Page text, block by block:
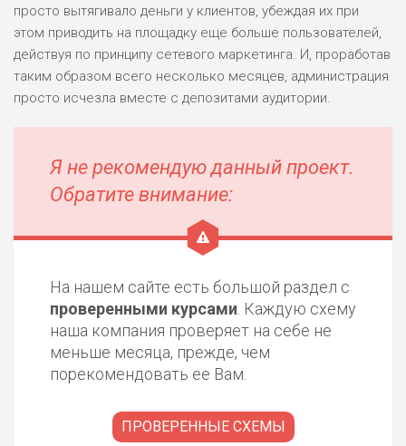
просто вытягивало деньги у клиентов, убеждая их при
этом приводить на площадку еще больше пользователей,
действуя по принципу сетевого маркетинга. И, проработав
таким образом всего несколько месяцев, администрация
просто исчезла вместе с депозитами аудитории.
Я не рекомендую данный проект.
Обратите внимание:
На нашем сайте есть большой раздел с
проверенными курсами. Каждую схему
наша компания проверяет на себе не
меньше месяца, прежде, чем
порекомендовать ее Вам.
ПРОВЕРЕННЫЕ СХЕМЫ